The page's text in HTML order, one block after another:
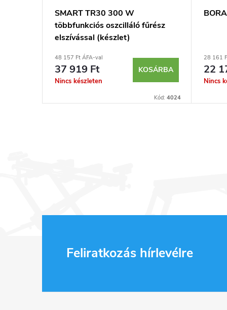
SMART TR30 300 W
többfunkciós oszcilláló fűrész
elszívással (készlet)
48 157 Ft ÁFA-val
37 919 Ft
Nincs készleten
KOSÁRBA
Kód: 4024
28 161
22
Nincs
Feliratkozás hírlevélre